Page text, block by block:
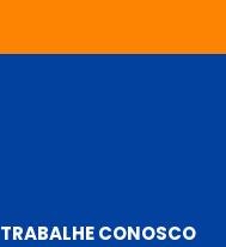
TRABALHE CONOSCO